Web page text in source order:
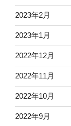
2023年2月
2023年1月
2022年12月
2022年11月
2022年10月
2022年9月